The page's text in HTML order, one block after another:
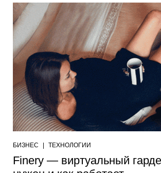
БИЗНЕС ТЕХНОЛОГИИ
Finery — виртуальный